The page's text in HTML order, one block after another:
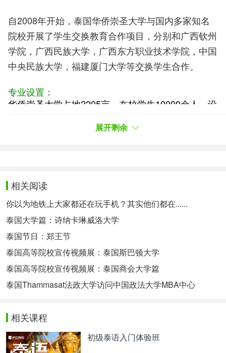
自2008年开始，泰国华侨崇圣大学与国内多家知名
院校开展了学生交换教育合作项目，分别和广西钦州
学院，广西民族大学，广西东方职业技术学院，中国
中央民族大学，福建厦门大学等交换学生合作。
专业设置：
华侨崇圣大学占地2205亩，在校学生10000余人，设
会科学、法律等学科，有工商管理、国际贸易、国际
放飞梦想的高台。
每个专业收生60人。学校设置关于医疗科学、科技、
人文、社会科学方面的本科专业课程。
医疗科技：中医学、护理学、药理学、医疗科技学、
物理治疗学、公共卫生与环保学等本科专业课程。
人文科学：中文、英文、泰文语言文化、中-英双
语、英-泰双语等本科专业课程。
学、旅游学、服务业学、*企业管理学、会计学、管
理学、市场学、金融学、国际贸易学、工业管理学、
企业电脑学等本科专业课程。
科技：电脑学、生物工业等本科专业课程。
展开剩余
相关阅读
你以为地铁上大家都还在玩手机？其实他们都在......
泰国大学篇：诗纳卡琳威洛大学
泰国节日：郑王节
泰国高等院校宣传视频展：泰国斯巴顿大学
泰国高等院校宣传视频展：泰国商会大学篇
泰国Thammasat法政大学访问中国政法大学MBA中心
相关课程
初级泰语入门体验班